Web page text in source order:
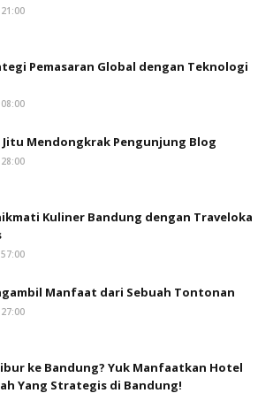
Pemasaran Global dengan Teknologi
Jitu Mendongkrak Pengunjung Blog
Kuliner Bandung dengan Traveloka
Manfaat dari Sebuah Tontonan
ke Bandung? Yuk Manfaatkan Hotel
Yang Strategis di Bandung!